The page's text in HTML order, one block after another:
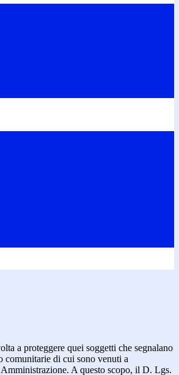
a proteggere quei soggetti che segnalano
di cui sono venuti a
A questo scopo, il D. Lgs.